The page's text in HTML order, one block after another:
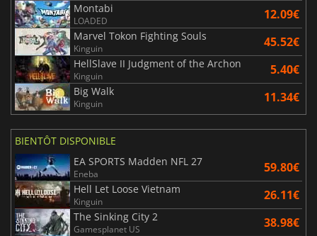
Montabi
LOADED 12.09€
Marvel Tokon Fighting Souls
Kinguin 45.52€
HellSlave II Judgment of the Archon
Kinguin 5.40€
Big Walk
Kinguin 11.34€
BIENTÔT DISPONIBLE
EA SPORTS Madden NFL 27
Eneba 59.80€
Hell Let Loose Vietnam
Kinguin 26.11€
The Sinking City 2
Gamesplanet US 38.98€